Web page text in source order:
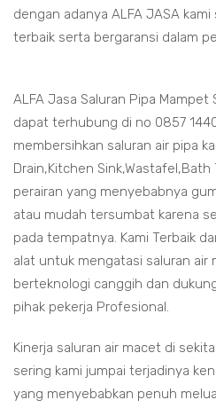
dengan adanya ALFA JASA
terbaik serta bergaransi dalam
ALFA Jasa Saluran Pipa
dapat terhubung di no 0857
membersihkan saluran air pipa
Drain,Kitchen
perairan yang menyebabnya
atau mudah tersumbat karena
pada tempatnya. Kami Terbaik
alat untuk mengatasi saluran air
berteknologi canggih dan
pihak pekerja Profesional.
Kinerja saluran air macet di
sering kami jumpai terjadinya
yang menyebabkan penuh